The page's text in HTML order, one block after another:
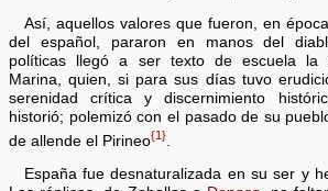
Así, aquellos valores que fueron, en
del español, pararon en manos del
políticas llegó a ser texto de escuela la
Marina, quien, si para sus días tuvo
serenidad crítica y discernimiento
historió; polemizó con el pasado de su
de allende el Pirineo{1}
España fue desnaturalizada en su ser y